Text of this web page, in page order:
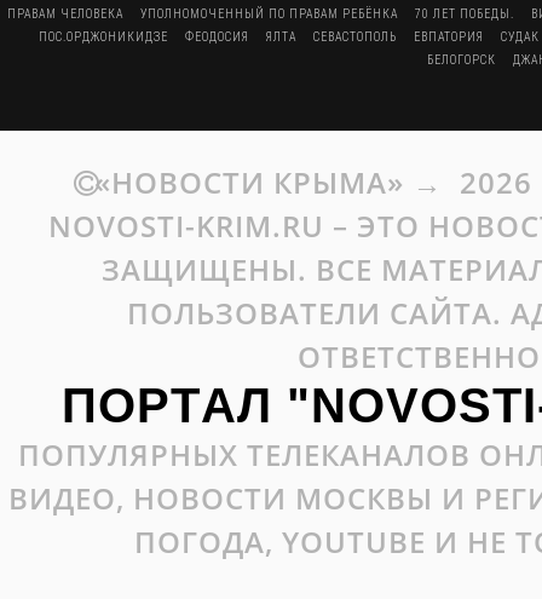
ПРАВАМ ЧЕЛОВЕКА
УПОЛНОМОЧЕННЫЙ ПО ПРАВАМ РЕБЁНКА 70 ЛЕТ ПОБЕДЫ.
ПОС.ОРДЖОНИКИДЗЕ
ФЕОДОСИЯ ЯЛТА СЕВАСТОПОЛЬ ЕВПАТОРИЯ
СУДАК
БЕЛОГОРСК
«НОВОСТИ КРЫМА» → 2026
NOVOSTI-KRIM.RU – ЭТО
ЗАЩИЩЕНЫ. ВСЕ
ПОЛЬЗОВАТЕЛИ САЙТА.
ПОРТАЛ
ПОПУЛЯРНЫХ ТЕЛЕКАНАЛОВ
ВИДЕО, НОВОСТИ МОСКВЫ И
ПОГОДА, YOUTUBE И